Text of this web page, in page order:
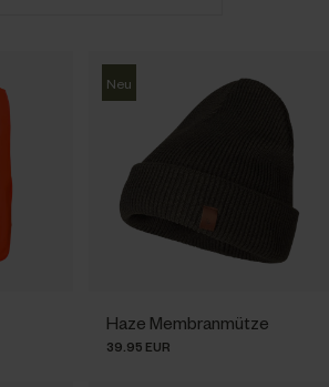
Neu
Haze Membranmütze
39.95 EUR